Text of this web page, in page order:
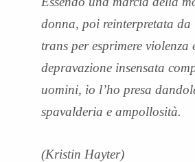
donna, poi reinterpretata da
trans per esprimere violenza
depravazione insensata
uomini, io l’ho presa
spavalderia e ampollosità.
(Kristin Hayter)